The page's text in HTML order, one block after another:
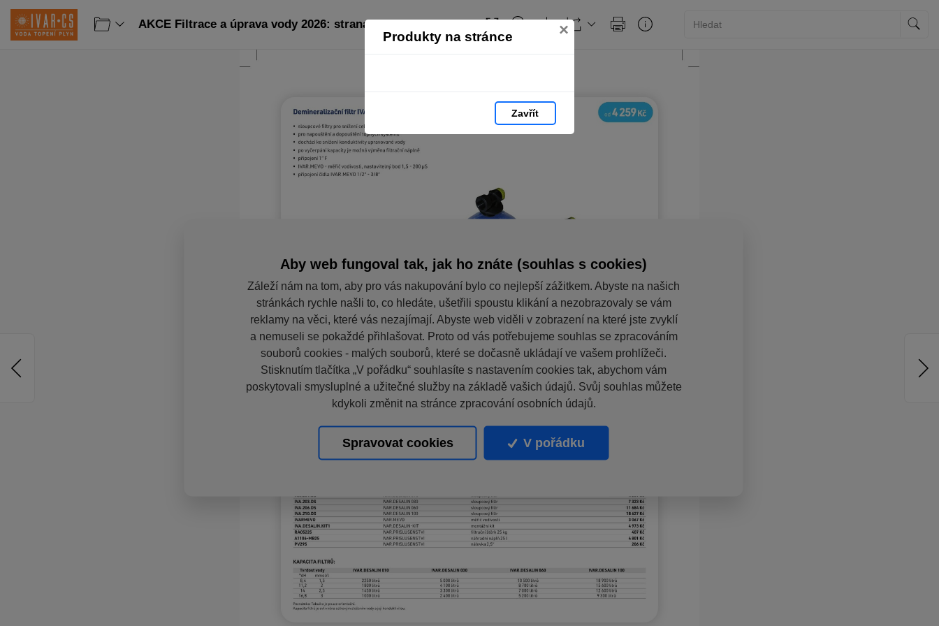
Produkty na stránce ×
Zavřít
AKCE Filtrace a úprava vody 2026: strana 8
Aby web fungoval tak, jak ho znáte (souhlas s cookies)
Záleží nám na tom, aby pro vás nakupování bylo co nejlepší zážitkem. Abyste na našich
stránkách rychle našli to, co hledáte, ušetřili spoustu klikání a nezobrazovaly se vám
reklamy na věci, které vás nezajímají. Abyste web viděli v zobrazení na které jste zvyklí
a nemuseli se pokaždé přihlašovat. Proto od vás potřebujeme souhlas se zpracováním
souborů cookies - malých souborů, které se dočasně ukládají ve vašem prohlížeči.
Stisknutím tlačítka „V pořádku“ souhlasíte s nastavením cookies tak, abychom vám
poskytovali smysluplné a užitečné služby na základě vašich údajů. Svůj souhlas můžete
kdykoli změnit na stránce zpracování osobních údajů.
Spravovat cookies V pořádku